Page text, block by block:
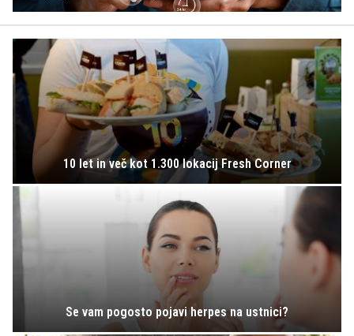
10 let in več kot 1.300 lokacij Fresh Corner
Se vam pogosto pojavi herpes na ustnici?